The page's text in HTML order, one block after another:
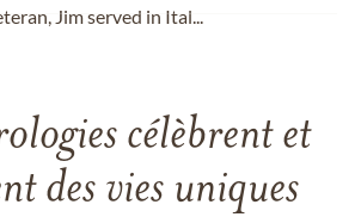
Jim served in Ital...
célèbrent et
des vies uniques